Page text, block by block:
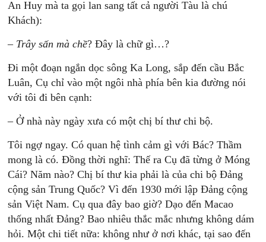
An Huy mà ta gọi lan sang tất cả người Tàu là chú
Khách):
– Trây sấn mà chề? Đây là chữ gì…?
Đi một đoạn ngắn dọc sông Ka Long, sắp đến cầu Bắc
Luân, Cụ chỉ vào một ngôi nhà phía bên kia đường nói
với tôi đi bên cạnh:
– Ở nhà này ngày xưa có một chị bí thư chi bộ.
Tôi ngợ ngay. Có quan hệ tình cảm gì với Bác? Thầm
mong là có. Đồng thời nghĩ: Thế ra Cụ đã từng ở Móng
Cái? Năm nào? Chị bí thư kia phải là của chi bộ Đảng
cộng sản Trung Quốc? Vì đến 1930 mới lập Đảng cộng
sản Việt Nam. Cụ qua đây bao giờ? Dạo đến Macao
thống nhất Đảng? Bao nhiêu thắc mắc nhưng không dám
hỏi. Một chi tiết nữa: không như ở nơi khác, tại sao đến